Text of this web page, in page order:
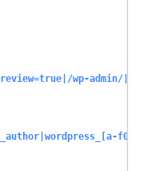
wp-admin/|/
f0-